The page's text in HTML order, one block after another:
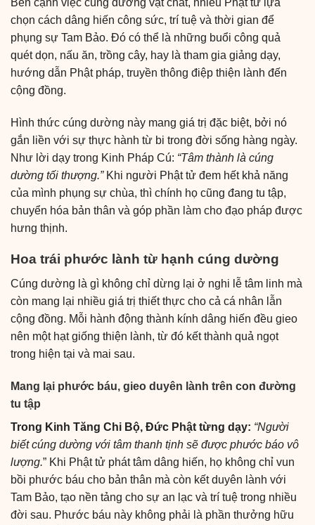
chọn cách dâng hiến công sức, trí tuệ và thời gian để
phụng sự Tam Bảo. Đó có thể là những buổi công quả
quét dọn, nấu ăn, trồng cây, hay là tham gia giảng dạy,
hướng dẫn Phật pháp, truyền thông điệp thiện lành đến
cộng đồng.
Hình thức cúng dường này mang giá trị đặc biệt, bởi nó
gắn liền với sự thực hành từ bi trong đời sống hàng ngày.
Như lời dạy trong Kinh Pháp Cú: “Tâm thành là cúng
dường tối thượng.” Khi người Phật tử đem hết khả năng
của mình phụng sự chùa, thì chính họ cũng đang tu tập,
chuyển hóa bản thân và góp phần làm cho đạo pháp được
hưng thịnh.
Hoa trái phước lành từ hạnh cúng dường
Cúng dường là gì không chỉ dừng lại ở nghi lễ tâm linh mà
còn mang lại nhiều giá trị thiết thực cho cả cá nhân lẫn
cộng đồng. Mỗi hành động thành kính dâng hiến đều gieo
nên một hạt giống thiện lành, từ đó kết thành quả ngọt
trong hiện tại và mai sau.
Mang lại phước báu, gieo duyên lành trên con đường
tu tập
Trong Kinh Tăng Chi Bộ, Đức Phật từng dạy: “Người
biết cúng dường với tâm thanh tịnh sẽ được phước báo vô
lượng.” Khi Phật tử phát tâm dâng hiến, họ không chỉ vun
bồi phước báu cho bản thân mà còn kết duyên lành với
Tam Bảo, tạo nền tảng cho sự an lạc và trí tuệ trong nhiều
đời sau. Phước báu này không phải là phần thưởng hữu